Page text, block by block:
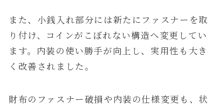
また、小銭入れ部分には新たにファスナーを取
り付け、コインがこぼれない構造へ変更してい
ます。内装の使い勝手が向上し、実用性も大き
く改善されました。
財布のファスナー破損や内装の仕様変更も、状